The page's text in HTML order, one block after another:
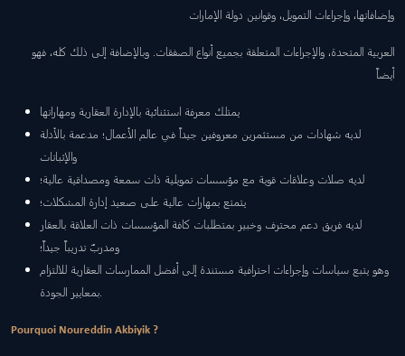
وإضافاتها، وإجراءات التمويل، وقوانين دولة الإمارات
العربية المتحدة، والإجراءات المتعلقة بجميع أنواع الصفقات. وبالإضافة إلى ذلك كله، فهو
أيضاً
يمتلك معرفة استثنائية بالإدارة العقارية ومهاراتها
لديه شهادات من مستثمرين معروفين جيداً في عالم الأعمال؛ مدعمة بالأدلة
والإثباتات
لديه صلات وعلاقات قوية مع مؤسسات تمويلية ذات سمعة ومصداقية عالية؛
يتمتع بمهارات عالية على صعيد إدارة المشكلات؛
لديه فريق دعم محترف وخبير بمتطلبات كافة المؤسسات ذات العلاقة بالعقار
ومدربٌ تدريباً جيداً؛
وهو يتبع سياسات وإجراءات احترافية مستندة إلى أفضل الممارسات العقارية للالتزام
بمعايير الجودة.
Pourquoi Noureddin Akbiyik ?